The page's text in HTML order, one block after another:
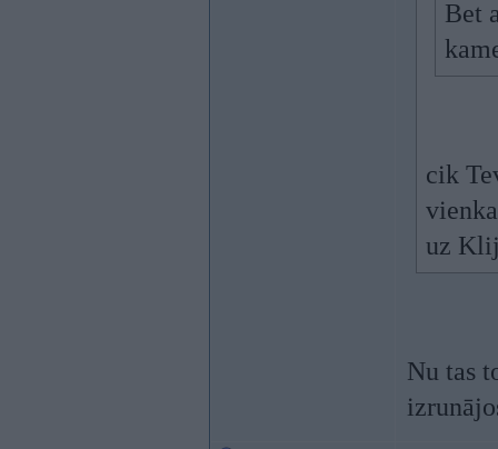
Bet
cik
uz
Nu tas